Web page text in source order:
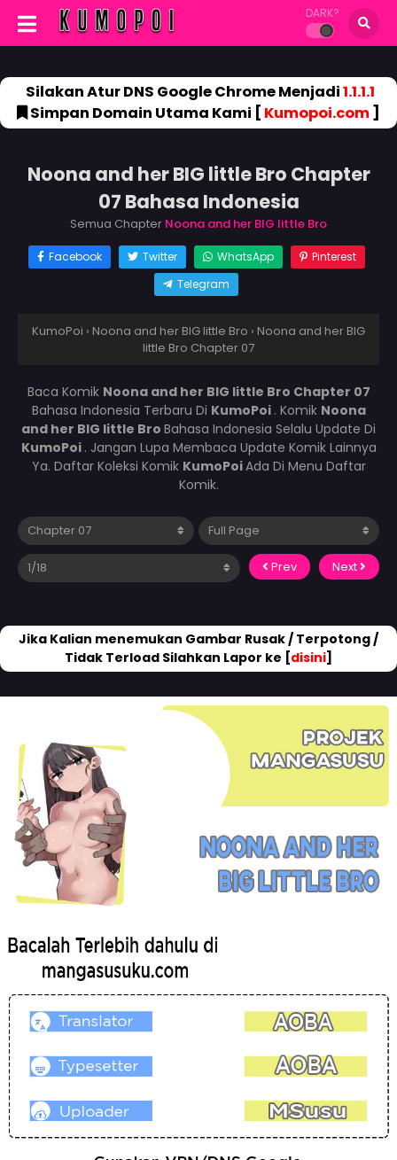
DARK?
Silakan Atur DNS Google Chrome Menjadi1.1.1.1
Simpan Domain Utama Kami [ Kumopoi.com]
Noona and her BIG little Bro Chapter
07 Bahasa Indonesia
Semua Chapter Noona and her BIG little Bro
Facebook Twitter WhatsApp
Pinterest
Telegram
KumoPoi › Noona and her BIG little Bro › Noona and her BIG
little Bro Chapter 07
Baca Komik Noona and her BIG little Bro Chapter 07
Bahasa Indonesia Terbaru Di KumoPoi . Komik Noona
and her BIG little Bro Bahasa Indonesia Selalu Update Di
KumoPoi . Jangan Lupa Membaca Update Komik Lainnya
Ya. Daftar Koleksi Komik KumoPoiAda Di Menu Daftar
Komik.
Prev Next
Jika Kalian menemukan Gambar Rusak / Terpotong /
Tidak Terload Silahkan Lapor ke [disini]